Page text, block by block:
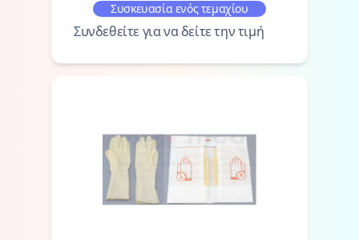
Συσκευασία ενός τεμαχίου
Συνδεθείτε για να δείτε την τιμή